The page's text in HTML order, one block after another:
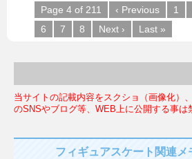
Page 4 of 211 ‹ Previous 1
6
7 8 Next › Last »
当サイトの記載内容をスクショ（画像化）
のSNSやブログ等、WEB上に公開する事は
フィギュアスケート関連メ